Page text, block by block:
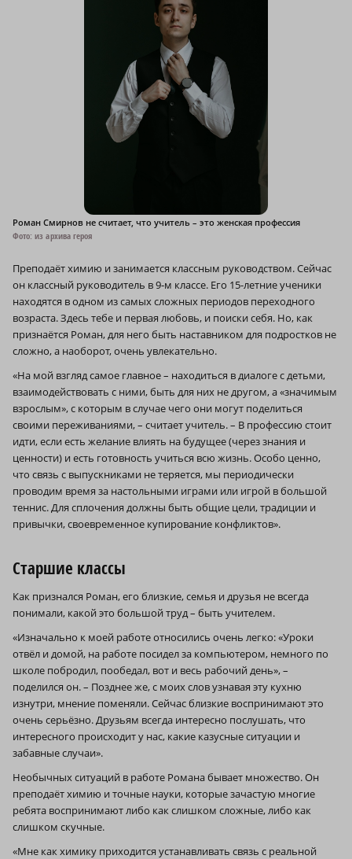
Роман Смирнов не считает, что учитель – это женская профессия
Фото: из архива героя
Преподаёт химию и занимается клас­сным руководством. Сейчас
он классный руководитель в 9‑м классе. Его 15-летние ученики
находятся в одном из самых сложных периодов переходного
возраста. Здесь тебе и первая любовь, и поиски себя. Но, как
признаётся Роман, для него быть наставником для подростков не
сложно, а наоборот, очень увлекательно.
«На мой взгляд самое главное – находиться в диалоге с детьми,
взаимодействовать с ними, быть для них не другом, а «значимым
взрослым», с которым в случае чего они могут поделиться
своими переживаниями, – считает учитель. – В профессию стоит
идти, если есть желание влиять на будущее (через знания и
ценности) и есть готовность учиться всю жизнь. Особо ценно,
что связь с выпускниками не теряется, мы периодически
проводим время за настольными играми или игрой в большой
теннис. Для сплочения должны быть общие цели, традиции и
привычки, своевременное купирование конфликтов».
Старшие классы
Как признался Роман, его близкие, семья и друзья не всегда
понимали, какой это большой труд – быть учителем.
«Изначально к моей работе относились очень легко: «Уроки
отвёл и домой, на работе посидел за компьютером, немного по
школе побродил, пообедал, вот и весь рабочий день», –
поделился он. – Позднее же, с моих слов узнавая эту кухню
изнутри, мнение поменяли. Сейчас близкие воспринимают это
очень серьёзно. Друзьям всегда интересно послушать, что
интересного происходит у нас, какие казусные ситуации и
забавные случаи».
Необычных ситуаций в работе Романа бывает множество. Он
преподаёт химию и точные науки, которые зачастую многие
ребята воспринимают либо как слишком сложные, либо как
слишком скучные.
«Мне как химику приходится устанавливать связь с реальной